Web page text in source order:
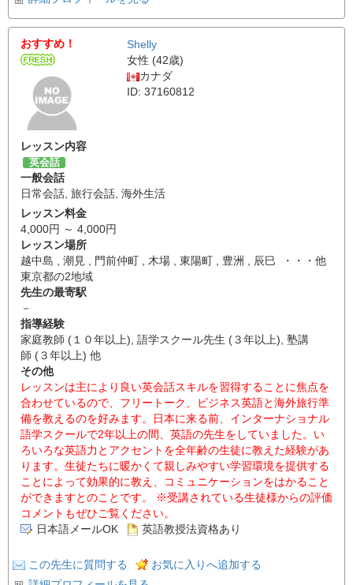
おすすめ！
Shelly
女性 (42歳)
カナダ
ID: 37160812
レッスン内容
英会話
一般会話
日常会話 旅行会話 海外生活
レッスン料金
4,000円 ～ 4,000円
レッスン場所
越中島 , 潮見 , 門前仲町 , 木場 , 東陽町 , 豊洲 , 辰巳 ・・・他
東京都の2地域
先生の最寄駅
－
指導経験
家庭教師 (１０年以上), 語学スクール先生 (３年以上), 塾講
師 (３年以上) 他
その他
レッスンは主により良い英会話スキルを習得することに焦点を
合わせているので、フリートーク、ビジネス英語と海外旅行準
備を教えるのを好みます。日本に来る前、インターナショナル
語学スクールで2年以上の間、英語の先生をしていました。い
ろいろな英語力とアクセントを全年齢の生徒に教えた経験があ
ります。生徒たちに暖かくて親しみやすい学習環境を提供する
ことによって効果的に教え、コミュニケーションをはかること
ができますとのことです。 ※受講されている生徒様からの評価
コメントもぜひご覧ください。
日本語メールOK
英語教授法資格あり
この先生に質問する
お気に入りへ追加する